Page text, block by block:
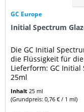
GC Europe
Initial Spectrum
Die GC Initial
die Flüssigkeit für
Lieferform: GC Initial
25ml
Inhalt 25 ml
(Grundpreis: 0,76 € / 1 ml)